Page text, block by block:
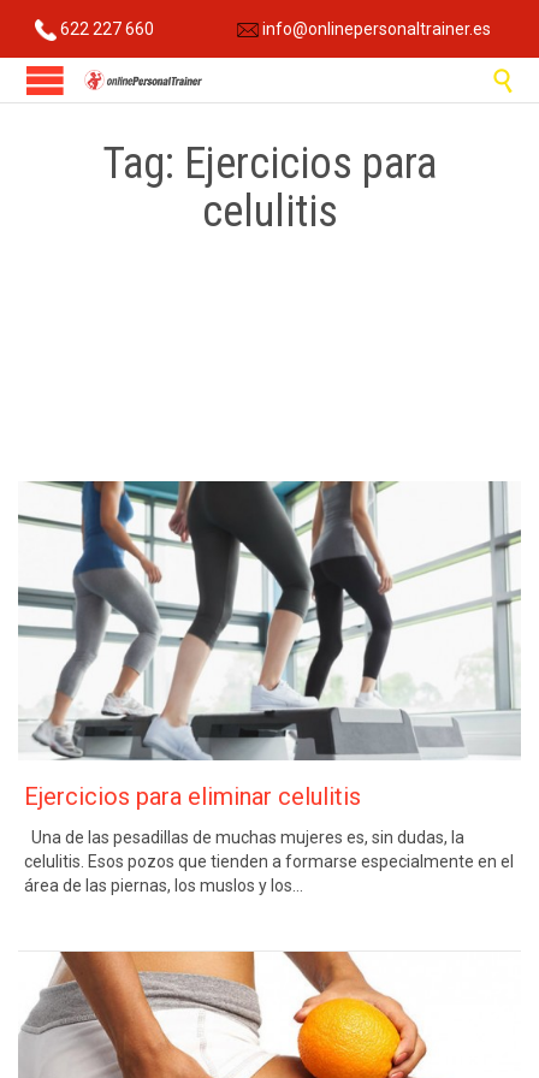
622 227 660 info@onlinepersonaltrainer.es

Tag: Ejercicios para
celulitis
Ejercicios para eliminar celulitis
Una de las pesadillas de muchas mujeres es, sin dudas, la
celulitis. Esos pozos que tienden a formarse especialmente en el
área de las piernas, los muslos y los…